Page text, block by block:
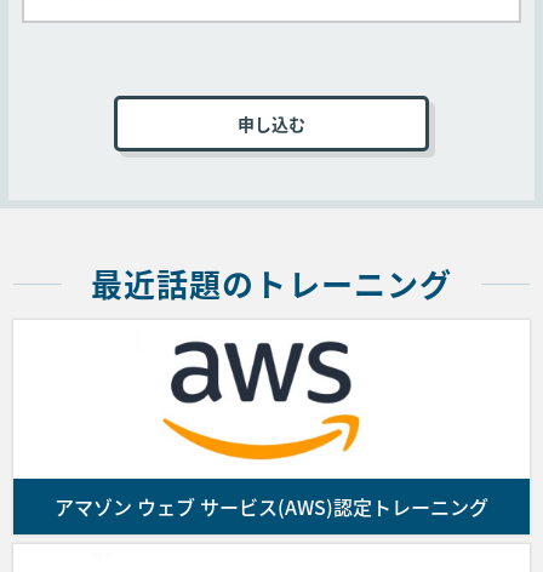
コースの受講を申し込むお客様は弊社Webサイト
上の申込ページに必要事項を記入、本規約に同意
の申込書に必要事項を記入、本規約に同意いただ
方法で送付することでコースの受講を申し込むも
のとします。
弊社は前項の申し込み受付後、請求書を送付しま
す。ご入金を確認の上、コース受講確認メールを
送付します。なお、お客様が申し込んだコースの
提供に係る契約の成立は受講確認メールの配信を
もって成立します。また、満席によるコースの受
ない場合はお客様にその旨通知するものとしま
す。
ては、受講価格の50%を請求いたします。
・コース開始日の15暦日以上前のキャンセルに関して
は、いかなる料金も請求いたしません。
(6) 受講する日程を変更する場合は、すでに申し込まれ
合、（5）のキャンセルポリシーが適用されます。
■ PostgreSQL
本コースのキャンセルおよび日程変更期日は、コース初
日の11営業日前となりますのでご注意ください。
■ BrainPad
本コースのキャンセルおよび日程変更期日は、コース初
日の11営業日前となりますのでご注意ください。
最近話題のトレーニング
アマゾン ウェブ サービス(AWS)認定トレーニング